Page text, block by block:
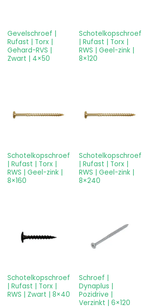
Gevelschroef |
Rufast | Torx |
Gehard-RVS |
Zwart | 4×50
Schotelkopschroef
| Rufast | Torx |
RWS | Geel-zink |
8×120
Schotelkopschroef
| Rufast | Torx |
RWS | Geel-zink |
8×160
Schotelkopschroef
| Rufast | Torx |
RWS | Geel-zink |
8×240
Schotelkopschroef
| Rufast | Torx |
RWS | Zwart | 8×40
Schroef |
Dynaplus |
Pozidrive |
Verzinkt | 6×120